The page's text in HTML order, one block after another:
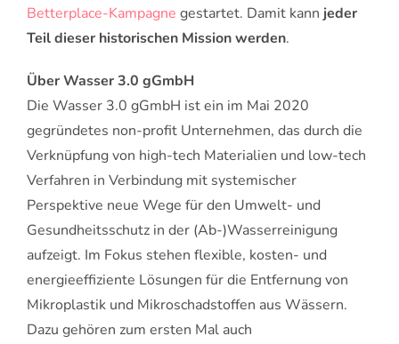
Betterplace-Kampagne gestartet. Damit kann jeder
Teil dieser historischen Mission werden.
Über Wasser 3.0 gGmbH
Die Wasser 3.0 gGmbH ist ein im Mai 2020
gegründetes non-profit Unternehmen, das durch die
Verknüpfung von high-tech Materialien und low-tech
Verfahren in Verbindung mit systemischer
Perspektive neue Wege für den Umwelt- und
Gesundheitsschutz in der (Ab-)Wasserreinigung
aufzeigt. Im Fokus stehen flexible, kosten- und
energieeffiziente Lösungen für die Entfernung von
Mikroplastik und Mikroschadstoffen aus Wässern.
Dazu gehören zum ersten Mal auch